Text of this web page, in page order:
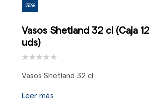
-35%
Vasos Shetland 32 cl (Caja 12
uds)
Vasos Shetland 32 cl.
Leer más